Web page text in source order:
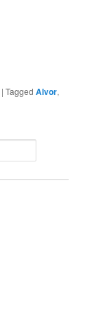
|Tagged Alvor,